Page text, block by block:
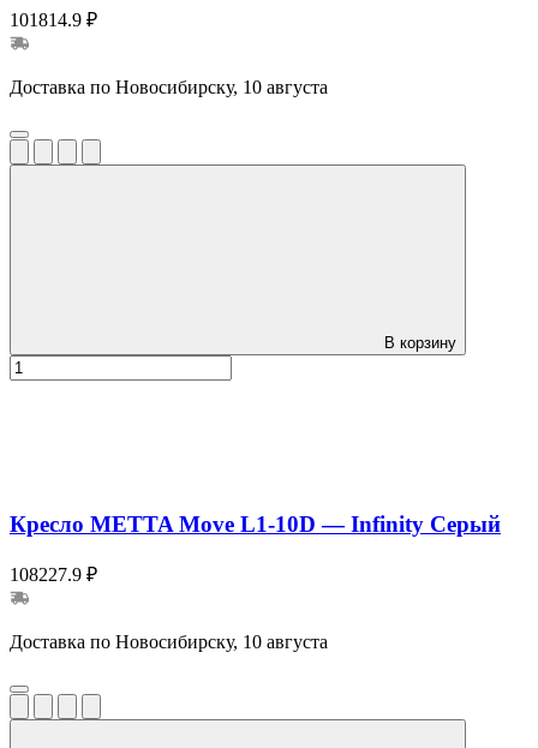
101814.9 ₽
Доставка по Новосибирску, 10 августа
В корзину
Кресло METTA Move L1-10D — Infinity Серый
108227.9 ₽
Доставка по Новосибирску, 10 августа